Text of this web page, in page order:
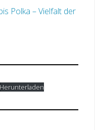
Polka – Vielfalt der
Herunterladen